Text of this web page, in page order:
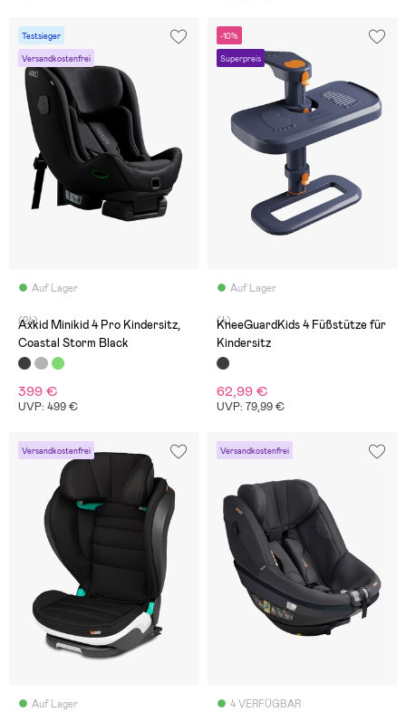
Testsieger
Versandkostenfrei
Auf Lager
(24)
Axkid Minikid 4 Pro Kindersitz,
Coastal Storm Black
399 €
UVP: 499 €
-10%
Superpreis
Auf Lager
(4)
KneeGuardKids 4 Füßstütze für
Kindersitz
62,99 €
UVP: 79,99 €
Versandkostenfrei
Auf Lager
Versandkostenfrei
4 VERFÜGBAR